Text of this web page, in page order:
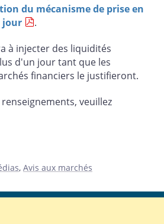
du mécanisme de prise en
jour
.
à injecter des liquidités
d'un jour tant que les
financiers le justifieront.
veuillez
, Avis aux marchés